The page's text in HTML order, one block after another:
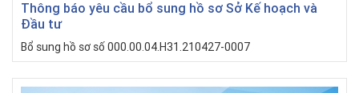
Thông báo yêu cầu bổ sung hồ sơ Sở Kế hoạch và
Đầu tư
Bổ sung hồ sơ số 000.00.04.H31.210427-0007